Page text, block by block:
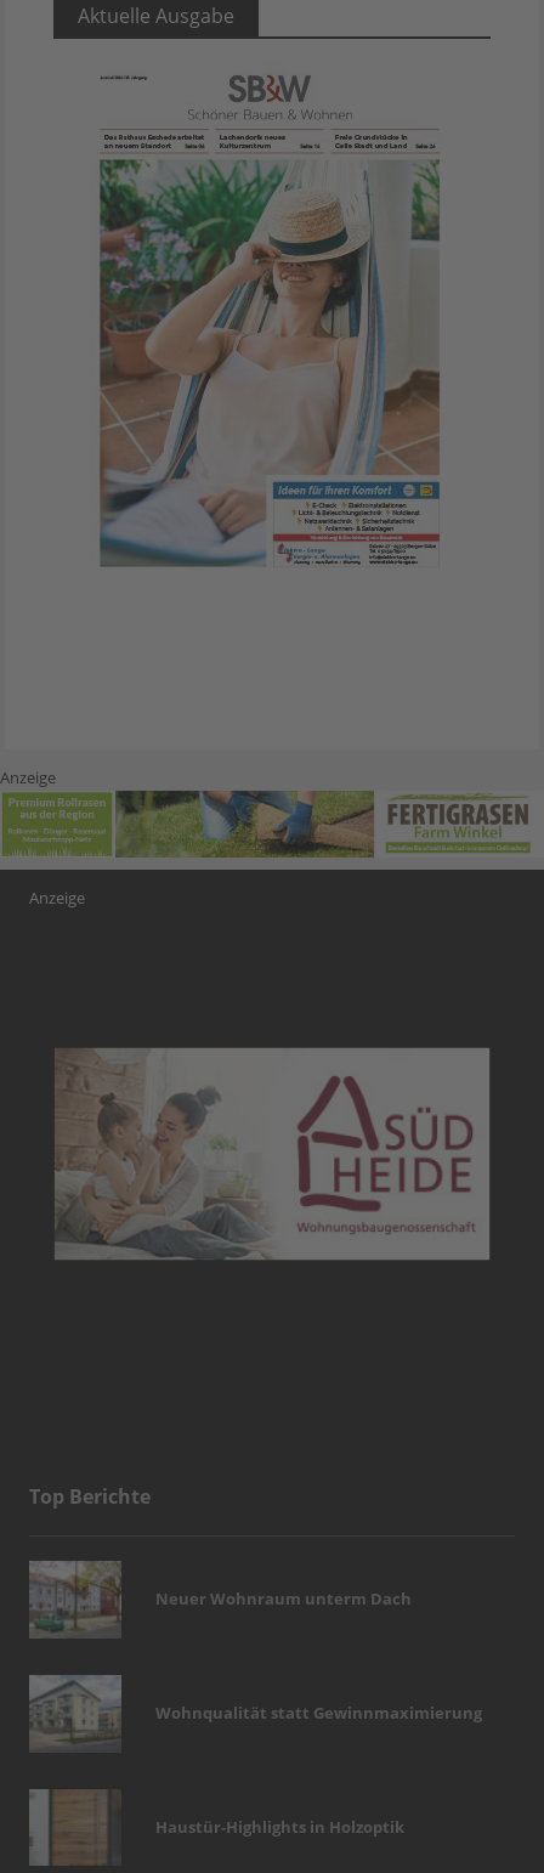
Aktuelle Ausgabe
Anzeige
Anzeige
Top Berichte
Neuer Wohnraum unterm Dach
Wohnqualität statt Gewinnmaximierung
Haustür-Highlights in Holzoptik